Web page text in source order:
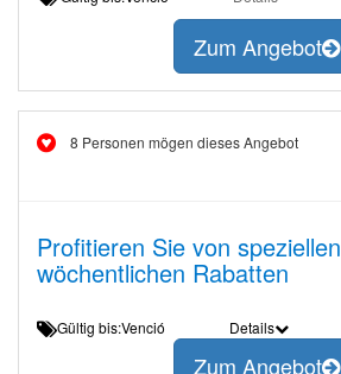
Zum Angebot
8 Personen mögen dieses Angebot
Profitieren Sie von speziellen
wöchentlichen Rabatten
Gültig bis:Venció Details
Zum Angebot